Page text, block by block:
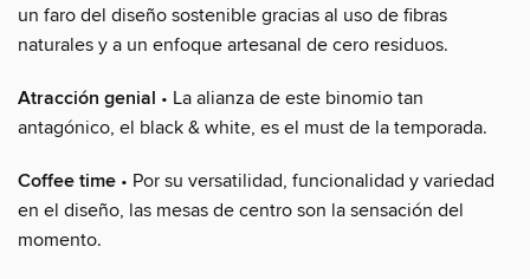
un faro del diseño sostenible gracias al uso de fibras
naturales y a un enfoque artesanal de cero residuos.
Atracción genial • La alianza de este binomio tan
antagónico, el black & white, es el must de la temporada.
Coffee time • Por su versatilidad, funcionalidad y variedad
en el diseño, las mesas de centro son la sensación del
momento.